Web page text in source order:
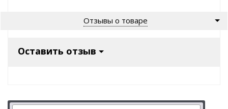
Отзывы о товаре
Оставить отзыв